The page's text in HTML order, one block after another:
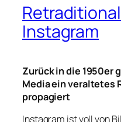
Instagram
Zurück in die 1950er
Media ein veraltetes
propagiert
Instagram ist voll von